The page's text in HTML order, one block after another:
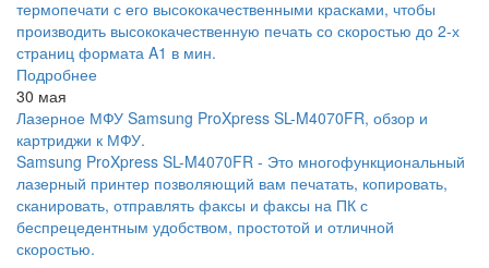
термопечати с его высококачественными красками, чтобы
производить высококачественную печать со скоростью до 2-х
страниц формата A1 в мин.
Подробнее
30 мая
Лазерное МФУ Samsung ProXpress SL-M4070FR, обзор и
картриджи к МФУ.
Samsung ProXpress SL-M4070FR - Это многофункциональный
лазерный принтер позволяющий вам печатать, копировать,
сканировать, отправлять факсы и факсы на ПК с
беспрецедентным удобством, простотой и отличной
скоростью.